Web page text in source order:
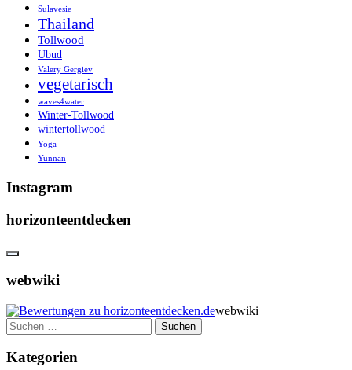
Sulavesie
Thailand
Tollwood
Ubud
Valery Gergiev
vegetarisch
waves4water
Winter-Tollwood
wintertollwood
Yoga
Yunnan
Instagram
horizonteentdecken
webwiki
webwiki
Suchen
nach:
Kategorien